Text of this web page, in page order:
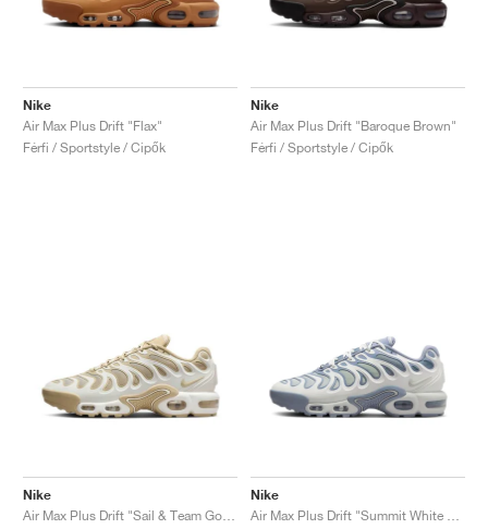
Nike
Air Max Plus Drift "Flax"
Férfi / Sportstyle / Cipők
Nike
Air Max Plus Drift "Baroque Brown"
Férfi / Sportstyle / Cipők
Nike
Nike